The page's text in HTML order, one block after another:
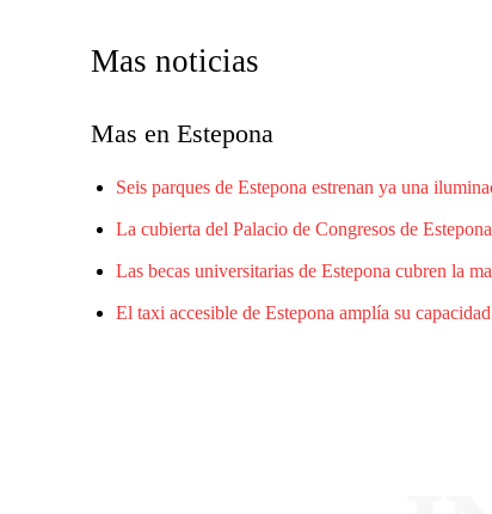
Mas noticias
Mas en Estepona
Seis parques de Estepona estrenan ya una
La cubierta del Palacio de Congresos de
Las becas universitarias de Estepona cubren la
El taxi accesible de Estepona amplía su